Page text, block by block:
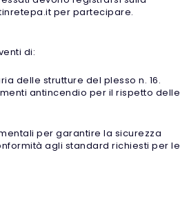
per partecipare.
di:
delle strutture del plesso n. 16.
antincendio per il rispetto delle
per garantire la sicurezza
agli standard richiesti per le